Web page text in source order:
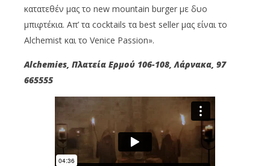
κατατεθέν μας το new mountain burger με δυο
μπιφτέκια. Απ’ τα cocktails τα best seller μας είναι το
Alchemist και το Venice Passion».
Alchemies, Πλατεία Ερμού 106-108, Λάρνακα, 97
665555